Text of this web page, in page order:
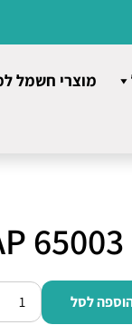
מוצרי חשמל
לסל